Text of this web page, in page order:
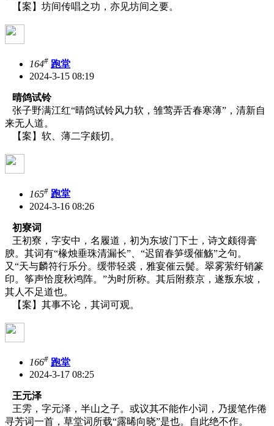
【案】坊间传唱之功，亦见坊间之要。
164# 跑堂
2024-3-15 08:19
晴鸽试铃
张子野满江红“晴鸽试铃风力软，雏莺弄舌春寒薄”，清新自
来无人道。
【案】软、薄二字颇切。
165# 跑堂
2024-3-16 08:26
初寮词
王初寮，字安中，名履道，初为东坡门下士，诗文颇得膏
腴。其词有“椽烛垂珠清漏长”、“迟留春笋缓催觞”之句。
又“天与麟符行乐分。缓带轻裘，雅宴催云鬓。翠雾萦纡销篆
印。筝声恰度秋鸿阵。”为时所称。其后附蔡京，遂叛东坡，
其人不足道也。
【案】其事不论，其词可观。
166# 跑堂
2024-3-17 08:25
王元泽
王雱，字元泽，半山之子。或议其不能作小词，乃援笔作倦
寻芳词一首，草堂词所载“露晞向晓”是也。自此绝不作。